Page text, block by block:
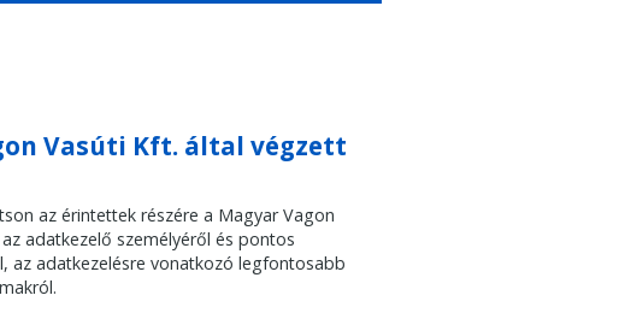
Vasúti Kft. által végzett
az érintettek részére a Magyar Vagon
adatkezelő személyéről és pontos
az adatkezelésre vonatkozó legfontosabb